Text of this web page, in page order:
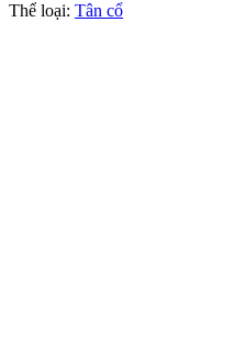
Thể loại: Tân cổ